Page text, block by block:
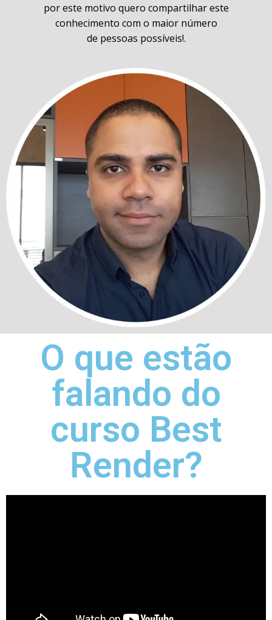
por este motivo quero compartilhar este
conhecimento com o maior número
de pessoas possíveis!.
O que estão
falando do
curso Best
Render?